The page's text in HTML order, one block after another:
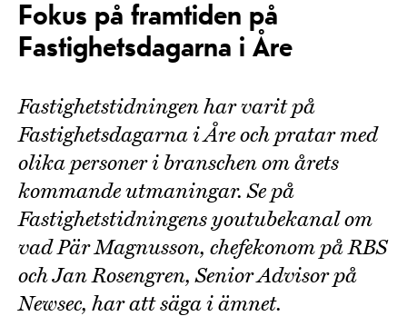
Fokus på framtiden på
Fastighetsdagarna i Åre
Fastighetstidningen har varit på
Fastighetsdagarna i Åre och pratar med
olika personer i branschen om årets
kommande utmaningar. Se på
Fastighetstidningens youtubekanal om
vad Pär Magnusson, chefekonom på RBS
och Jan Rosengren, Senior Advisor på
Newsec, har att säga i ämnet.